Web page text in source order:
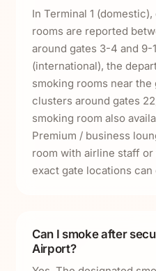
In Terminal 1
rooms are reported
around gates 3-4 and 9-
(international), the
smoking rooms near
clusters around gates
smoking room also
Premium / business
room with airline staff
exact gate locations can
Can I smoke after
Airport?